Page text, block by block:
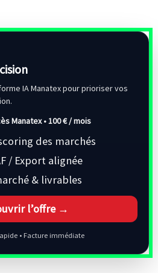
IA Manatex pour prioriser vos
Manatex •100 € / mois
des marchés
/ Export alignée
& livrables
l’offre →
• Facture immédiate